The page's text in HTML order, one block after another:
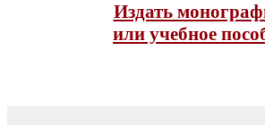
Издать
или учебное